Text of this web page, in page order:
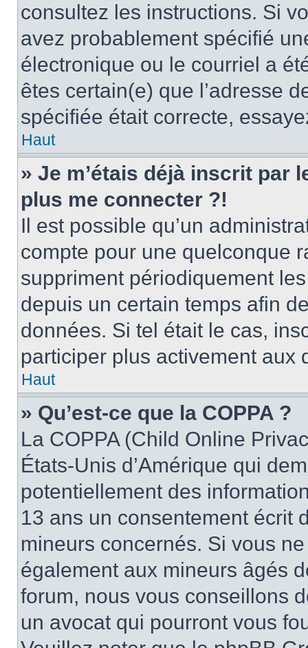
consultez les instructions. Si
avez probablement spécifié
électronique ou le courriel a
êtes certain(e) que l’adresse
spécifiée était correcte,
Haut
» Je m’étais déjà inscrit par
plus me connecter ?!
Il est possible qu’un
compte pour une quelconque
suppriment périodiquement
depuis un certain temps afin
données. Si tel était le cas,
participer plus activement aux
Haut
» Qu’est-ce que la COPPA ?
La COPPA (Child Online
États-Unis d’Amérique qui
potentiellement des
13 ans un consentement écrit
mineurs concernés. Si vous
également aux mineurs âgés
forum, nous vous conseillons
un avocat qui pourront vous